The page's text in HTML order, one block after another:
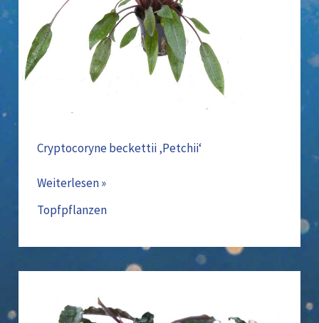
Cryptocoryne beckettii ‚Petchii‘
Weiterlesen »
Topfpflanzen
‚Kedagang(139B)